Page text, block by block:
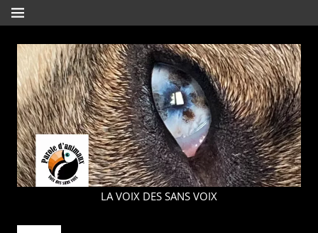
Aller
au
contenu
MENU
PAROLE
LA VOIX DES SANS VOIX